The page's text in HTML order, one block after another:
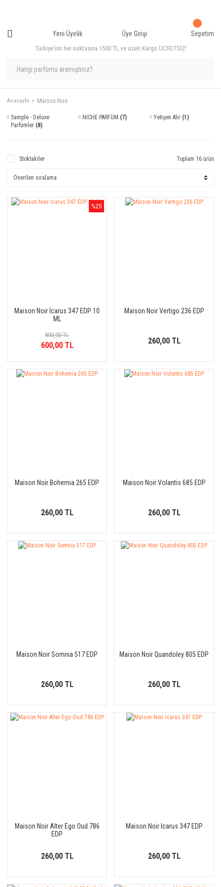
Türkiye'nin her noktasına 1500 TL ve üzeri Kargo ÜCRETSİZ!
Yeni Üyelik Üye Girişi Sepetim
Anasayfa Maison Noir
Sample - Deluxe
Parfümler (8)
NICHE PARFÜM (7) Yetişen Alır (1)
Stoktakiler Toplam 16 ürün
%25
Maison Noir Icarus 347 EDP 10
ML
800,00 TL
600,00 TL
Maison Noir Vertigo 236 EDP
260,00 TL
Maison Noir Bohemia 265 EDP
260,00 TL
Maison Noir Volantis 685 EDP
260,00 TL
Maison Noir Somnia 517 EDP
260,00 TL
Maison Noir Quandoley 805 EDP
260,00 TL
Maison Noir Alter Ego Oud 786
EDP
260,00 TL
Maison Noir Icarus 347 EDP
260,00 TL